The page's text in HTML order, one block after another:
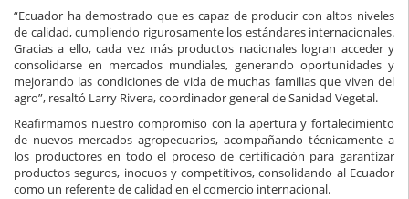
“Ecuador ha demostrado que es capaz de producir con altos niveles
de calidad, cumpliendo rigurosamente los estándares internacionales.
Gracias a ello, cada vez más productos nacionales logran acceder y
consolidarse en mercados mundiales, generando oportunidades y
mejorando las condiciones de vida de muchas familias que viven del
agro”, resaltó Larry Rivera, coordinador general de Sanidad Vegetal.
Reafirmamos nuestro compromiso con la apertura y fortalecimiento
de nuevos mercados agropecuarios, acompañando técnicamente a
los productores en todo el proceso de certificación para garantizar
productos seguros, inocuos y competitivos, consolidando al Ecuador
como un referente de calidad en el comercio internacional.